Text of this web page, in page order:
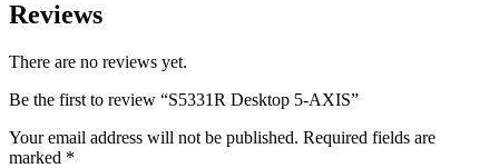
Reviews
There are no reviews yet.
Be the first to review “S5331R Desktop 5-AXIS”
Your email address will not be published. Required fields are
marked *